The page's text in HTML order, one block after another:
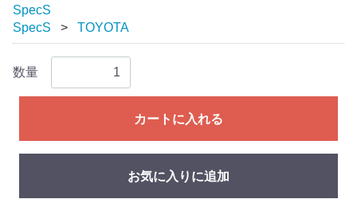
SpecS
SpecS
TOYOTA
数量
カートに入れる
お気に入りに追加